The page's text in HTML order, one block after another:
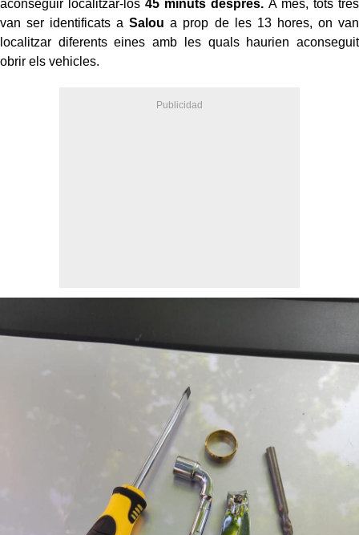
aconseguir localitzar-los 45 minuts després. A més, tots tres
van ser identificats aSalou a prop de les 13 hores, on van
localitzar diferents eines amb les quals haurien aconseguit
obrir els vehicles.